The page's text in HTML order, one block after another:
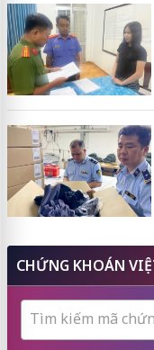
CHỨNG KHOÁN
Tìm kiếm mã